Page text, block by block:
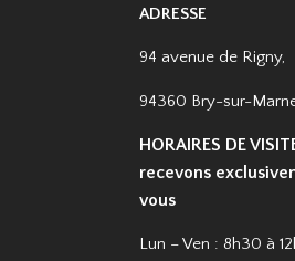
ADRESSE
94 avenue de Rigny,
94360 Bry-sur-
HORAIRES DE
recevons
vous
Lun – Ven : 8h30 à